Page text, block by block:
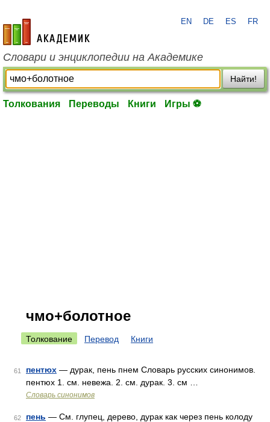
academic.ru
EN DE ES FR
Словари и энциклопедии на Академике
Найти!
Толкования Переводы Книги Игры ⚽
чмо+болотное
Толкование Перевод Книги
61 пентюх — дурак, пень пнем Словарь русских синонимов.
пентюх 1. см. невежа. 2. см. дурак. 3. см …
Словарь синонимов
62 пень — См. глупец, дерево, дурак как через пень колоду